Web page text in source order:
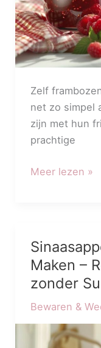
Zelf
net zo simpel
zijn met hun
prachtige
Meer lezen »
Maken –
zonder
Bewaren &
Sinaasappel-
Gemberjam
Maken
Recept
met